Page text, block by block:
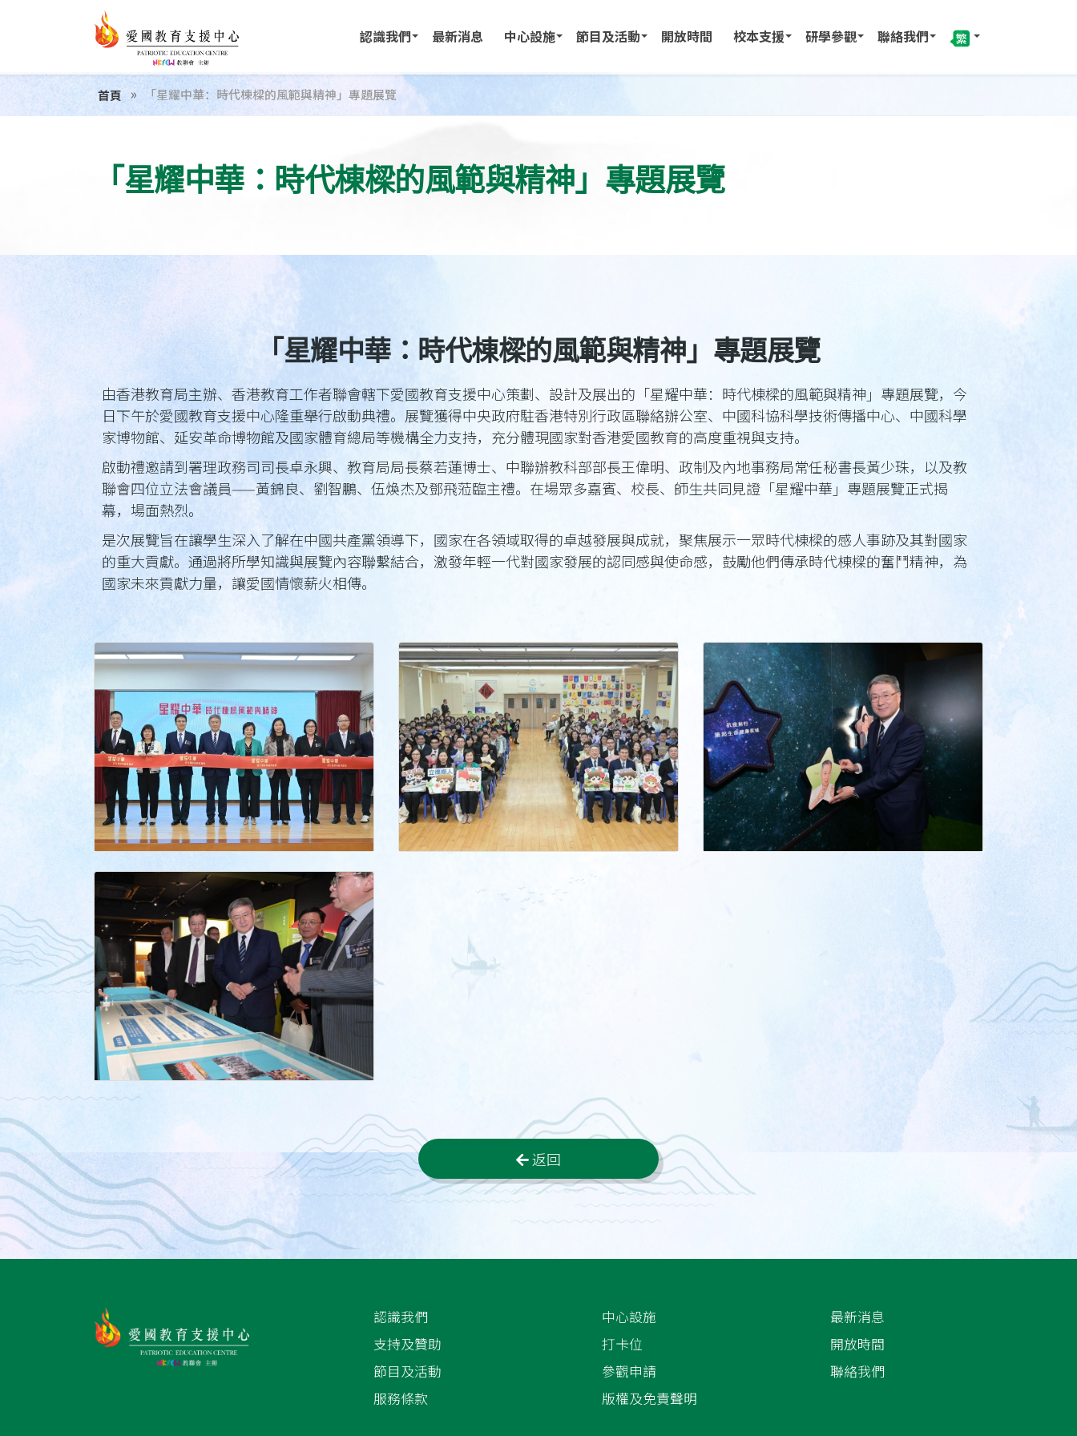
認識我們 最新消息 中心設施 節目及活動 開放時間 校本支援 研學參觀 聯絡我們
首頁 「星耀中華：時代棟樑的風範與精神」專題展覽
「星耀中華：時代棟樑的風範與精神」專題展覽
「星耀中華：時代棟樑的風範與精神」專題展覽
由香港教育局主辦、香港教育工作者聯會轄下愛國教育支援中心策劃、設計及展出的「星耀中華：時代棟樑的風範與精神」專題展覽，今
日下午於愛國教育支援中心隆重舉行啟動典禮。展覽獲得中央政府駐香港特別行政區聯絡辦公室、中國科協科學技術傳播中心、中國科學
家博物館、延安革命博物館及國家體育總局等機構全力支持，充分體現國家對香港愛國教育的高度重視與支持。
啟動禮邀請到署理政務司司長卓永興、教育局局長蔡若蓮博士、中聯辦教科部部長王偉明、政制及內地事務局常任秘書長黃少珠，以及教
聯會四位立法會議員——黃錦良、劉智鵬、伍煥杰及鄧飛蒞臨主禮。在場眾多嘉賓、校長、師生共同見證「星耀中華」專題展覽正式揭
幕，場面熱烈。
是次展覽旨在讓學生深入了解在中國共產黨領導下，國家在各領域取得的卓越發展與成就，聚焦展示一眾時代棟樑的感人事跡及其對國家
的重大貢獻。通過將所學知識與展覽內容聯繫結合，激發年輕一代對國家發展的認同感與使命感，鼓勵他們傳承時代棟樑的奮鬥精神，為
國家未來貢獻力量，讓愛國情懷薪火相傳。
返回
認識我們
支持及贊助
節目及活動
服務條款
中心設施
打卡位
參觀申請
版權及免責聲明
最新消息
開放時間
聯絡我們